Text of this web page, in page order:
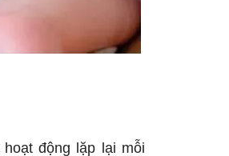
động lặp lại mỗi